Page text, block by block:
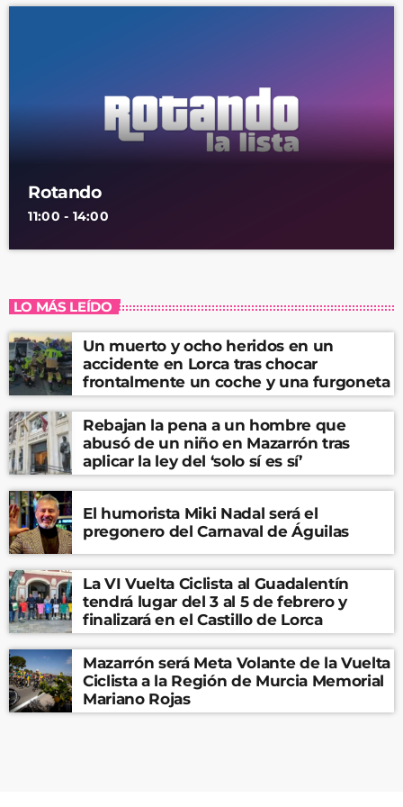
Rotando
11:00 - 14:00
LO MÁS LEÍDO
Un muerto y ocho heridos en un
accidente en Lorca tras chocar
frontalmente un coche y una furgoneta
Rebajan la pena a un hombre que
abusó de un niño en Mazarrón tras
aplicar la ley del ‘solo sí es sí’
El humorista Miki Nadal será el
pregonero del Carnaval de Águilas
La VI Vuelta Ciclista al Guadalentín
tendrá lugar del 3 al 5 de febrero y
finalizará en el Castillo de Lorca
Mazarrón será Meta Volante de la Vuelta
Ciclista a la Región de Murcia Memorial
Mariano Rojas